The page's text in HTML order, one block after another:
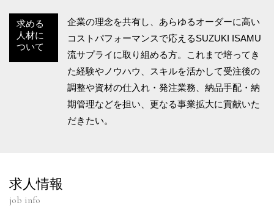
求める
人材に
ついて
企業の理念を共有し、あらゆるオーダーに高い
コストパフォーマンスで応えるSUZUKI ISAMU
流サプライに取り組める方。これまで培ってき
た経験やノウハウ、スキルを活かして受注後の
調整や資材の仕入れ・発注業務、納品手配・納
期管理などを担い、更なる事業拡大に貢献いた
だきたい。
求人情報
job info